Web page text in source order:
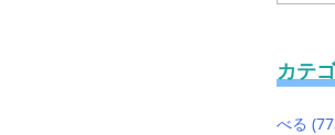
カテ
べる